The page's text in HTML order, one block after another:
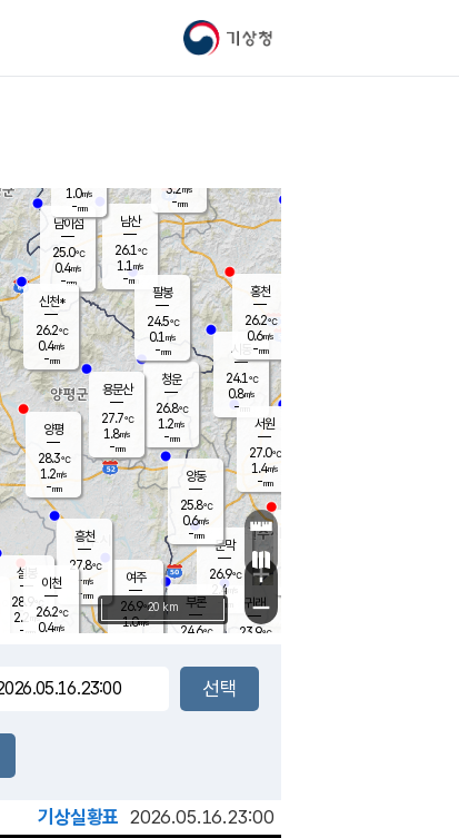
기상청
문막
26.9℃
2.4m/s
mm
남이섬
25.0℃
0.4m/s
-mm
부론
24.6℃
남산
26.1℃
1.1 m/s
-mm
청운
26.8℃
1.2m/s
-mm
팔봉
24.5℃
0.1 m/s
-mm
여주
26.9℃
1.0m/s
양동
25.8℃
0.6m/s
-mm
장호원
1.0m/s
-mm
신천*
26.2℃
0.4m/s
-mm
흥천
27.8℃
-m/s
-mm
설봉
28.9
2.2 m/s
- mm
시동
24.1℃
0.8m/s
- mm
귀래
23.9℃
서원
27.0℃
1.4m/s
-mm
용문산
27.7℃
1.8m/s
-mm
홍천
26.2℃
0.6m/s
-mm
이천
26.2℃
0.4m/s
양평
28.3℃
1.2m/s
-mm
3.2m/s
-mm
+
−
20 km
기상실황표 2026.05.16.23:00